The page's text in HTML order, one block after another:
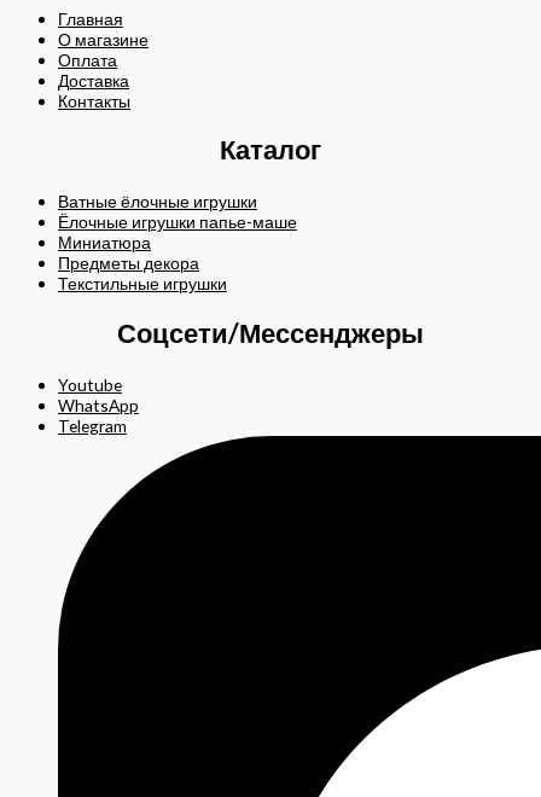
Главная
О магазине
Оплата
Доставка
Контакты
Каталог
Ватные ёлочные игрушки
Ёлочные игрушки папье-маше
Миниатюра
Предметы декора
Текстильные игрушки
Соцсети/Мессенджеры
Youtube
WhatsApp
Telegram